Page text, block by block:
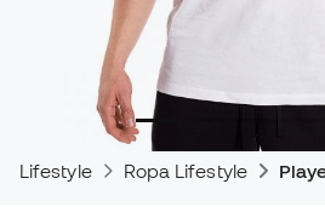
Lifestyle Ropa Lifestyle